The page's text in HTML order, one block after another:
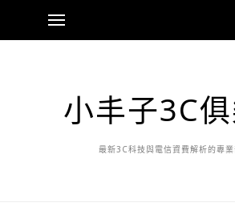
小丰子3C
最新3C科技與電信資費解析的專